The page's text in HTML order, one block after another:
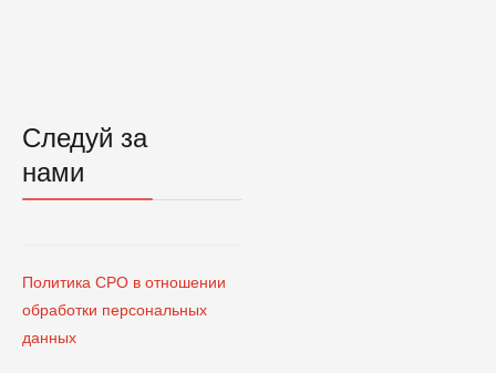
Следуй за
нами
Политика СРО в отношении
обработки персональных
данных